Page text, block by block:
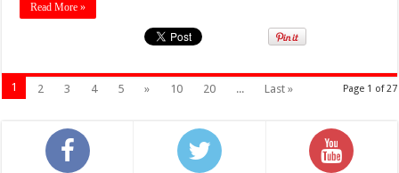
Read More »
Page 1 of 27
1 2 3 4 5 » 10 20 ... Last »